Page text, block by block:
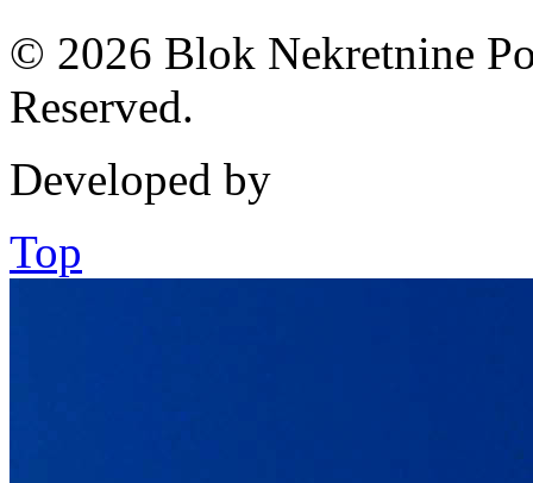
© 2026 Blok Nekretnine
Reserved.
Developed by
Top